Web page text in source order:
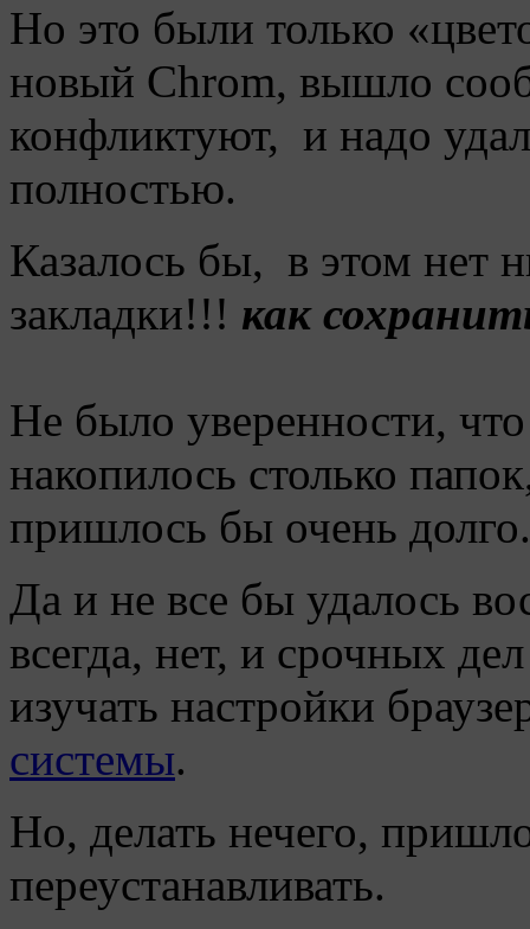
Но это были только
новый Chrom, вышло
конфликтуют, и надо
полностью.
Казалось бы, в этом нет
закладки!!! как
Не было уверенности,
накопилось столько
пришлось бы очень долго.
Да и не все бы удалось
всегда, нет, и срочных
изучать настройки
системы.
Но, делать нечего,
переустанавливать.